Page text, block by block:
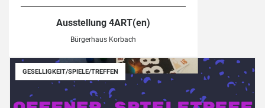
Ausstellung 4ART(en)
Bürgerhaus Korbach
GESELLIGKEIT/SPIELE/TREFFEN